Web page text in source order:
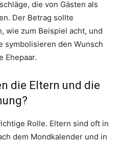
die von Gästen als
Der Betrag sollte
wie zum Beispiel acht, und
symbolisieren den Wunsch
Ehepaar.
die Eltern und die
Rolle. Eltern sind oft in
dem Mondkalender und in